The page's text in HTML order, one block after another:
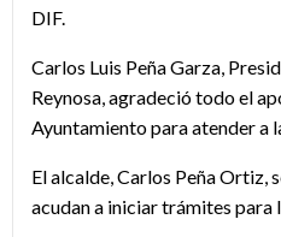
DIF.
Carlos Luis Peña Garza,
Reynosa, agradeció todo el
Ayuntamiento para atender a
El alcalde, Carlos Peña Ortiz,
acudan a iniciar trámites para